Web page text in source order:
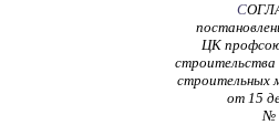
С
ЦК
строительных
от 15
№